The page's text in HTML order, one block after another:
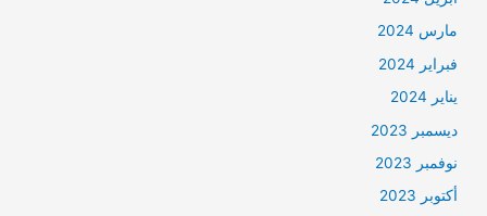
مارس 2024
فبراير 2024
يناير 2024
ديسمبر 2023
نوفمبر 2023
أكتوبر 2023